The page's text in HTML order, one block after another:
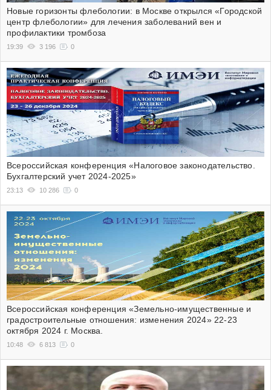
Новые горизонты флебологии: в Москве открылся «Городской
центр флебологии» для лечения заболеваний вен и
профилактики тромбоза
19:39 3 196 0
Всероссийская конференция «Налоговое законодательство.
Бухгалтерский учет 2024-2025»
23:13 10 286 0
Всероссийская конференция «Земельно-имущественные и
градостроительные отношения: изменения 2024» 22-23
октября 2024 г. Москва.
10:48 6 813 0